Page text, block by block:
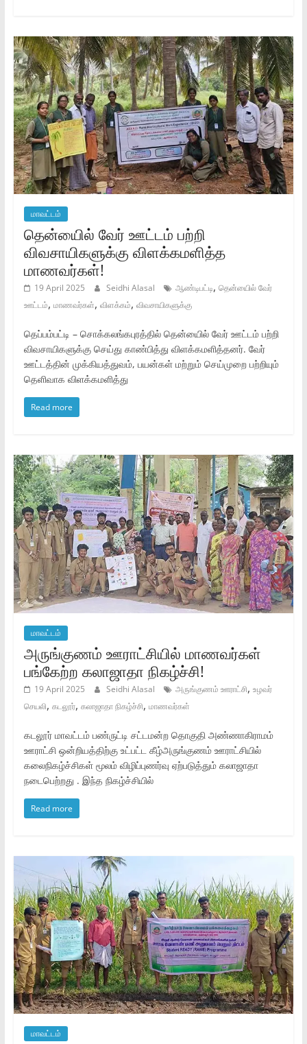
மாவட்டம்
தென்யிைல் வேர் ஊட்டம் பற்றி
விவசாயிகளுக்கு விளக்கமளித்த
மாணவர்கள்!
19 April 2025 Seidhi Alasal ஆண்டிபட்டி, தென்யிைல் வேர்
ஊட்டம், மாணவர்கள், விளக்கம், விவசாயிகளுக்கு
தெப்பம்பட்டி – சொக்கலங்கபுரத்தில் தென்யிைல் வேர் ஊட்டம் பற்றி
விவசாயிகளுக்கு செய்து காண்பித்து விளக்கமளித்தனர். வேர்
ஊட்டத்தின் முக்கியத்துவம், பயன்கள் மற்றும் செய்முறை பற்றியும்
தெளிவாக விளக்கமளித்து
Read more
மாவட்டம்
அருங்குணம் ஊராட்சியில் மாணவர்கள்
பங்கேற்ற கலாஜாதா‌ நிகழ்ச்சி!
19 April 2025 Seidhi Alasal அருங்குணம் ஊராட்சி, உழவர்
செயலி, கடலூர், கலாஜாதா‌ நிகழ்ச்சி, மாணவர்கள்
கடலூர் மாவட்டம் பண்ருட்டி சட்டமன்ற தொகுதி அண்ணாகிராமம்
ஊராட்சி ஒன்றியத்திற்கு உட்பட்ட கீழ்அருங்குணம் ஊராட்சியில்
கலைநிகழ்ச்சிகள் மூலம் விழிப்புணர்வு ஏற்படுத்தும் கலாஜாதா
நடைபெற்றது . இந்த நிகழ்ச்சியில்
Read more
மாவட்டம்